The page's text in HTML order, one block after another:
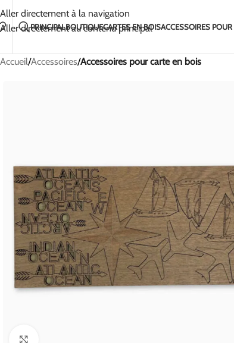
Aller directement à la navigation
Aller directement au contenu principal
Fait à la main avec amour en Lituanie 2-5
PRINCIPALBOUTIQUECARTES EN BOISACCESSOIRES POUR
Accueil/Accessoires/Accessoires pour carte en bois